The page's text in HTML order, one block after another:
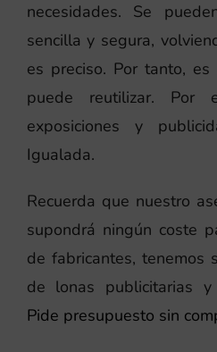
necesidades. Se
sencilla y segura,
es preciso. Por tanto,
puede reutilizar. Por
exposiciones y
Igualada.
Recuerda que nuestro
supondrá ningún coste
de fabricantes, tenemos
de lonas publicitarias
Pide presupuesto sin